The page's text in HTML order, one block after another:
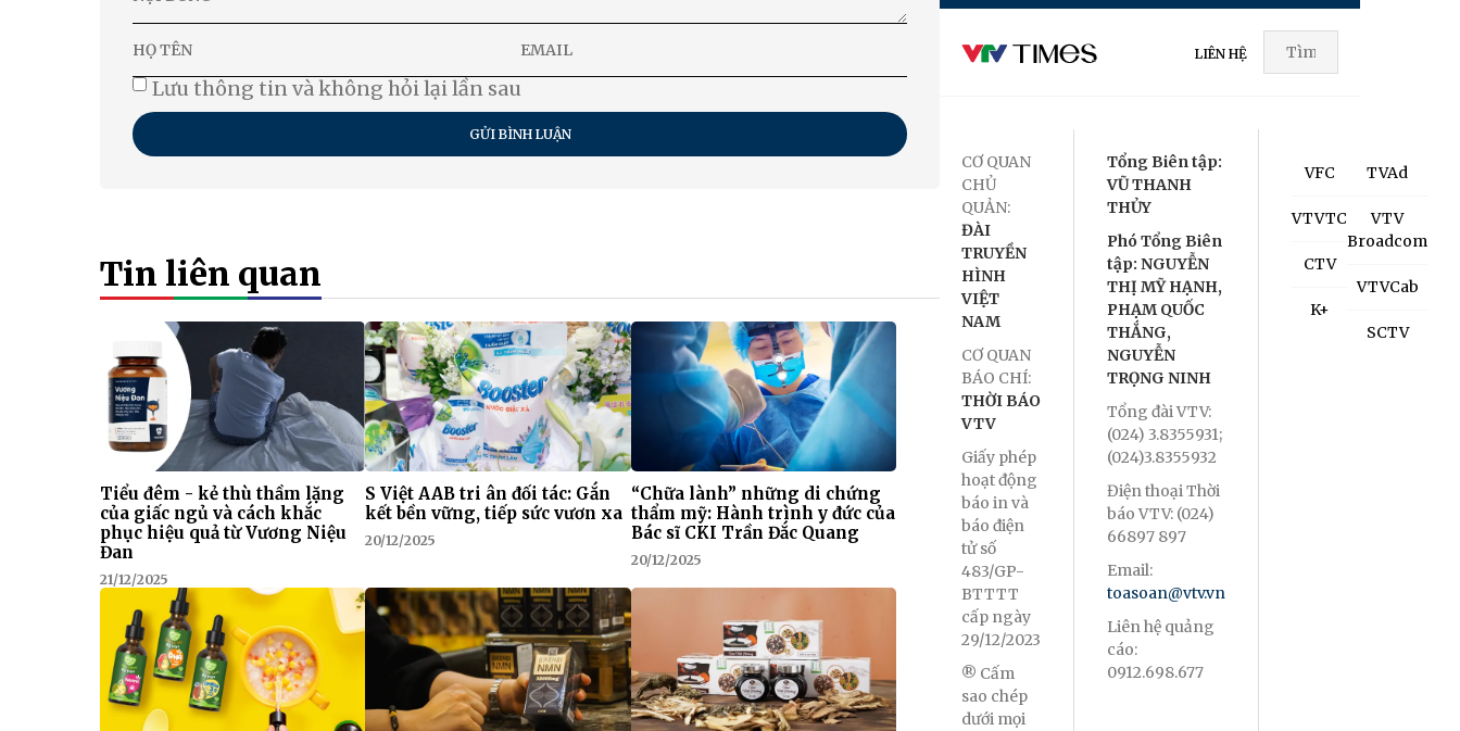
Lưu thông tin và không hỏi lại lần sau
GỬI BÌNH LUẬN
Tin liên quan
Tiểu đêm - kẻ thù thầm lặng
của giấc ngủ và cách khắc
phục hiệu quả từ Vương Niệu
Đan
21/12/2025
S Việt AAB tri ân đối tác: Gắn
kết bền vững, tiếp sức vươn xa
20/12/2025
“Chữa lành” những di chứng
thẩm mỹ: Hành trình y đức của
Bác sĩ CKI Trần Đắc Quang
20/12/2025
LIÊN HỆ
CƠ QUAN
CHỦ
QUẢN:
ĐÀI
TRUYỀN
HÌNH
VIỆT
NAM
CƠ QUAN
BÁO CHÍ:
THỜI BÁO
VTV
Giấy phép
hoạt động
báo in và
báo điện
tử số
483/GP-
BTTTT
cấp ngày
29/12/2023
® Cấm
sao chép
dưới mọi
Tổng Biên tập:
VŨ THANH
THỦY
Phó Tổng Biên
tập: NGUYỄN
THỊ MỸ HẠNH,
PHẠM QUỐC
THẮNG,
NGUYỄN
TRỌNG NINH
Tổng đài VTV:
(024) 3.8355931;
(024)3.8355932
Điện thoại Thời
báo VTV: (024)
66897 897
Email:
toasoan@vtv.vn
Liên hệ quảng
cáo:
0912.698.677
VFC
VTVTC
CTV
K+
TVAd
VTV
Broadcom
VTVCab
SCTV